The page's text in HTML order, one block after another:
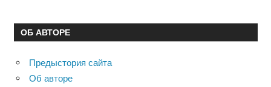
ОБ АВТОРЕ
Предыстория сайта
Об авторе